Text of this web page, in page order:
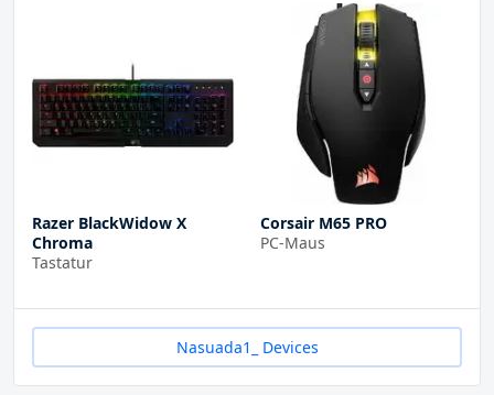
Razer BlackWidow X
Chroma
Tastatur
Corsair M65 PRO
PC-Maus
Nasuada1_ Devices